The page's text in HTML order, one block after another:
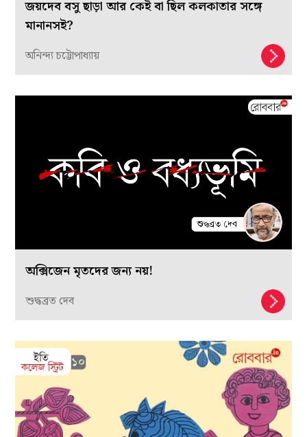
জয়দেব বসু ছাড়া আর কেই বা ছিল কলকাতার সঙ্গে
মানানসই?
অনিন্দ্য চট্টোপাধ্যায়
অক্সিজেন মৃতদের জন্য নয়!
শুদ্ধব্রত দেব